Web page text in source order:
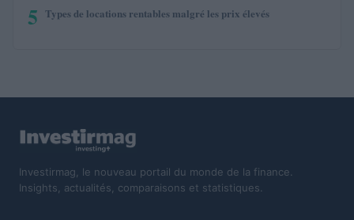
5 Types de locations rentables malgré les prix élevés
Investirmag, le nouveau portail du monde de la finance.
Insights, actualités, comparaisons et statistiques.